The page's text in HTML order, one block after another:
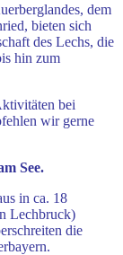
dem
bieten sich
des Lechs, die
hin zum
bei
wir gerne
See.
in ca. 18
Lechbruck)
die